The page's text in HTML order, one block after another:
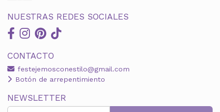
NUESTRAS REDES SOCIALES
CONTACTO
festejemosconestilo@gmail.com
Botón de arrepentimiento
NEWSLETTER